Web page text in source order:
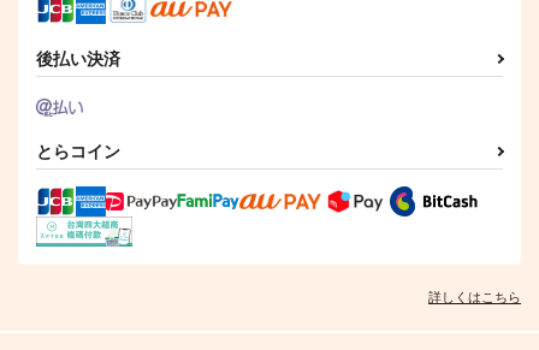
後払い決済
とらコイン
詳しくはこちら